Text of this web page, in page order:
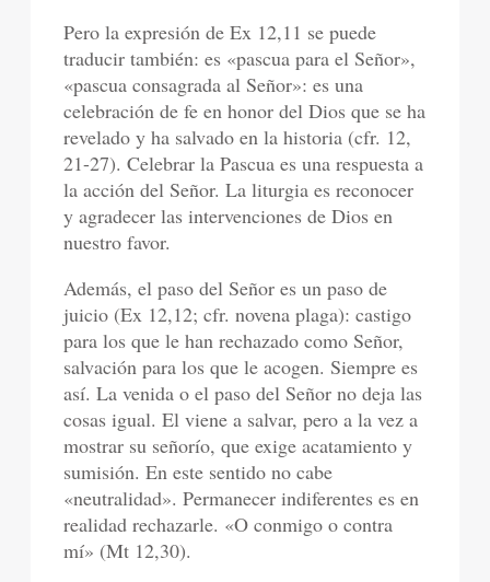
Pero la expresión de Ex 12,11 se puede
traducir también: es «pascua para el Señor»,
«pascua consagrada al Señor»: es una
celebración de fe en honor del Dios que se ha
revelado y ha salvado en la historia (cfr. 12,
21-27). Celebrar la Pascua es una respuesta a
la acción del Señor. La liturgia es reconocer
y agradecer las intervenciones de Dios en
nuestro favor.
Además, el paso del Señor es un paso de
juicio (Ex 12,12; cfr. novena plaga): castigo
para los que le han rechazado como Señor,
salvación para los que le acogen. Siempre es
así. La venida o el paso del Señor no deja las
cosas igual. El viene a salvar, pero a la vez a
mostrar su señorío, que exige acatamiento y
sumisión. En este sentido no cabe
«neutralidad». Permanecer indiferentes es en
realidad rechazarle. «O conmigo o contra
mí» (Mt 12,30).